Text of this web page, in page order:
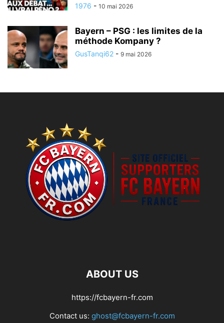
1976 - 10 mai 2026
Bayern – PSG : les limites de la
méthode Kompany ?
GusTanqi62 - 9 mai 2026
ABOUT US
https://fcbayern-fr.com
Contact us: ghost@fcbayern-fr.com